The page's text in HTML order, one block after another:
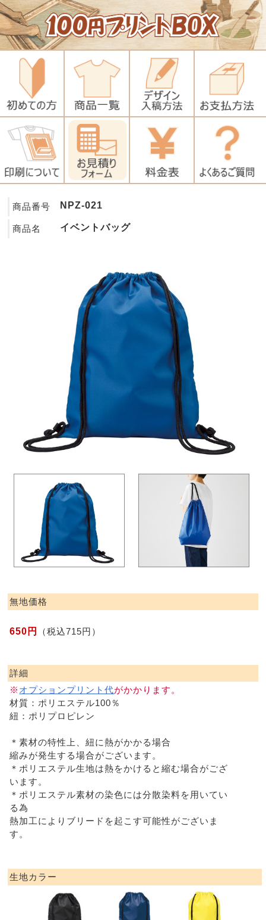
商品番号 NPZ-021
商品名 イベントバッグ
無地価格
650円 （税込715円）
詳細
※ オプションプリント代がかかります。
材質：ポリエステル100％
紐：ポリプロピレン
＊素材の特性上、紐に熱がかかる場合
縮みが発生する場合がございます。
＊ポリエステル生地は熱をかけると縮む場合がござ
います。
＊ポリエステル素材の染色には分散染料を用いてい
る為
熱加工によりブリードを起こす可能性がございま
す。
生地カラー